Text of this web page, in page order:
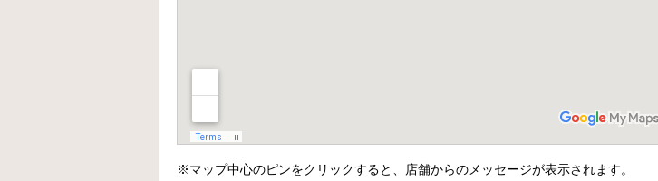
※マップ中心のピンをクリックすると、店舗からのメッセージが表示されます。